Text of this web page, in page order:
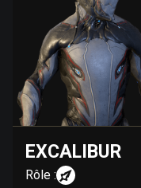
EXCALIBUR
Rôle :